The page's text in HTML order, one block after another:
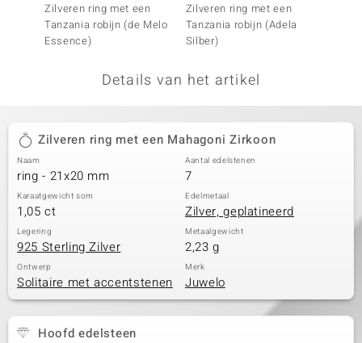
Zilveren ring met een
Tanzania robijn (de Melo
Essence)
Zilveren ring met een
Tanzania robijn (Adela
Silber)
Details van het artikel
Zilveren ring met een Mahagoni Zirkoon
Naam
ring - 21x20 mm
Aantal edelstenen
7
Karaatgewicht som
1,05 ct
Edelmetaal
Zilver, geplatineerd
Legering
925 Sterling Zilver
Metaalgewicht
2,23 g
Ontwerp
Solitaire met accentstenen
Merk
Juwelo
Hoofd edelsteen